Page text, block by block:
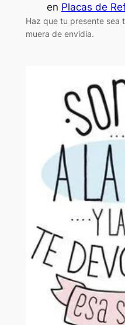
en Placas de
Haz que tu presente sea
muera de envidia.